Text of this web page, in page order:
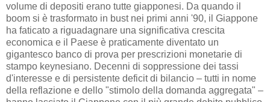
volume di depositi erano tutte giapponesi. Da quando il
boom si è trasformato in bust nei primi anni '90, il Giappone
ha faticato a riguadagnare una significativa crescita
economica e il Paese è praticamente diventato un
gigantesco banco di prova per prescrizioni monetarie di
stampo keynesiano. Decenni di soppressione dei tassi
d'interesse e di persistente deficit di bilancio – tutti in nome
della reflazione e dello "stimolo della domanda aggregata" –